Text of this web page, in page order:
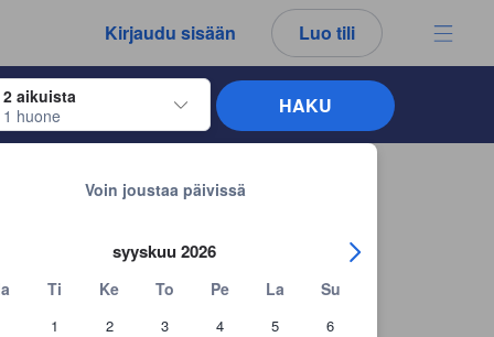
Kirjaudu sisään Luo tili
2 aikuista
1 huone
siirtyäksesi haluamiesi sisään- ja uloskirjautumispäivien
Voin joustaa päivissä
syyskuu 2026
Ti Ke To Pe La Su
1 2 3 4 5 6
HAKU
arvostelut ja kommentit ovat aina aitoja.